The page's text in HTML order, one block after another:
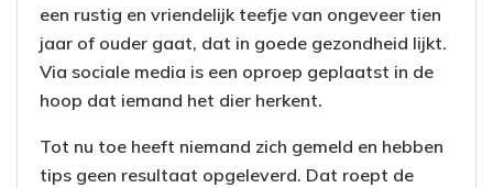
een rustig en vriendelijk teefje van ongeveer tien
jaar of ouder gaat, dat in goede gezondheid lijkt.
Via sociale media is een oproep geplaatst in de
hoop dat iemand het dier herkent.
Tot nu toe heeft niemand zich gemeld en hebben
tips geen resultaat opgeleverd. Dat roept de